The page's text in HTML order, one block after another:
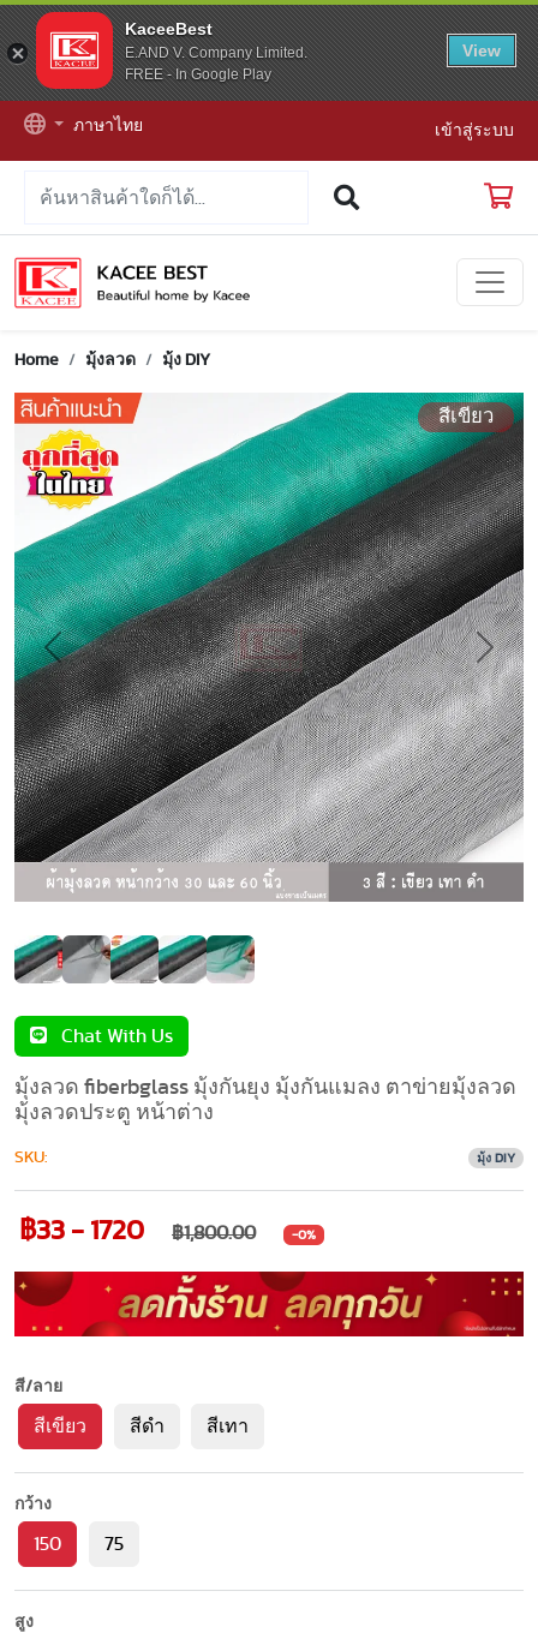
KaceeBest
E.AND V. Company Limited.
FREE - In Google Play
View
ภาษาไทย เข้าสู่ระบบ
Home มุ้งลวด มุ้ง DIY
สีเขียว
Previous Next
Chat With Us
มุ้งลวด fiberbglass มุ้งกันยุง มุ้งกันแมลง ตาข่ายมุ้งลวด
มุ้งลวดประตู หน้าต่าง
SKU: มุ้ง DIY
฿33 - 1720 ฿1,800.00 -0%
สี/ลาย
สีเขียว สีดำ สีเทา
กว้าง
150 75
สูง